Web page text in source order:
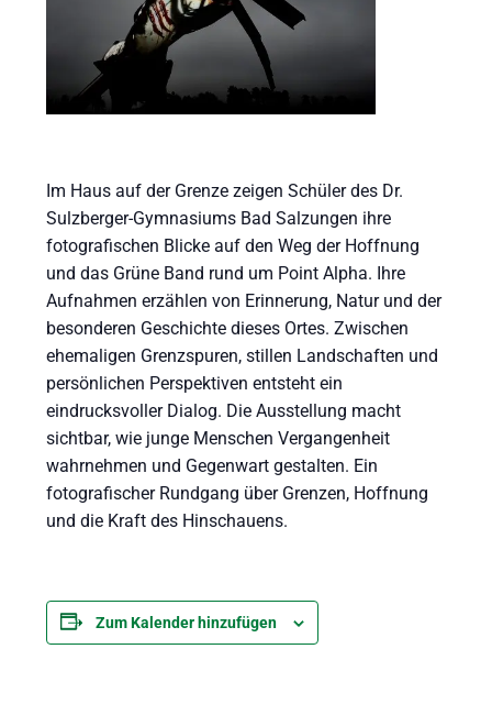
Im Haus auf der Grenze zeigen Schüler des Dr.
Sulzberger-Gymnasiums Bad Salzungen ihre
fotografischen Blicke auf den Weg der Hoffnung
und das Grüne Band rund um Point Alpha. Ihre
Aufnahmen erzählen von Erinnerung, Natur und der
besonderen Geschichte dieses Ortes. Zwischen
ehemaligen Grenzspuren, stillen Landschaften und
persönlichen Perspektiven entsteht ein
eindrucksvoller Dialog. Die Ausstellung macht
sichtbar, wie junge Menschen Vergangenheit
wahrnehmen und Gegenwart gestalten. Ein
fotografischer Rundgang über Grenzen, Hoffnung
und die Kraft des Hinschauens.
Zum Kalender hinzufügen